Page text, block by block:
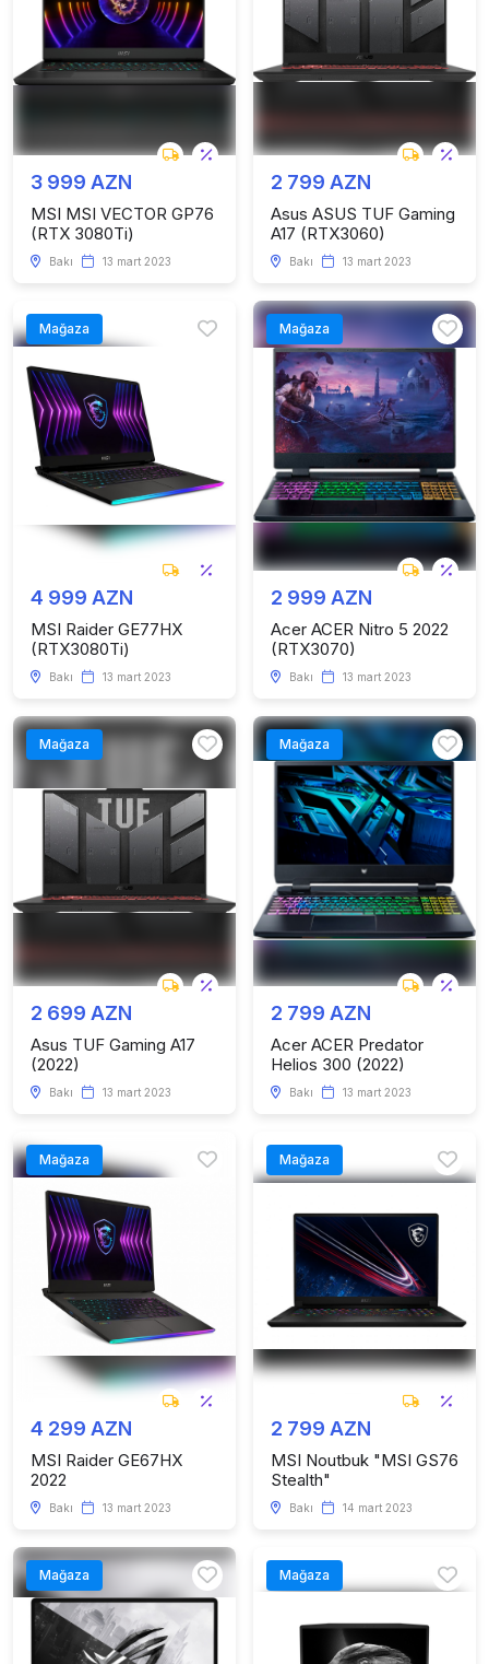
3 999 AZN
MSI MSI VECTOR GP76
(RTX 3080Ti)
Bakı 13 mart 2023
2 799 AZN
Asus ASUS TUF Gaming
A17 (RTX3060)
Bakı 13 mart 2023
Mağaza
4 999 AZN
MSI Raider GE77HX
(RTX3080Ti)
Bakı 13 mart 2023
Mağaza
2 999 AZN
Acer ACER Nitro 5 2022
(RTX3070)
Bakı 13 mart 2023
Mağaza
2 699 AZN
Asus TUF Gaming A17
(2022)
Bakı 13 mart 2023
Mağaza
2 799 AZN
Acer ACER Predator
Helios 300 (2022)
Bakı 13 mart 2023
Mağaza
4 299 AZN
MSI Raider GE67HX
2022
Bakı 13 mart 2023
Mağaza
2 799 AZN
MSI Noutbuk "MSI GS76
Stealth"
Bakı 14 mart 2023
Mağaza Mağaza